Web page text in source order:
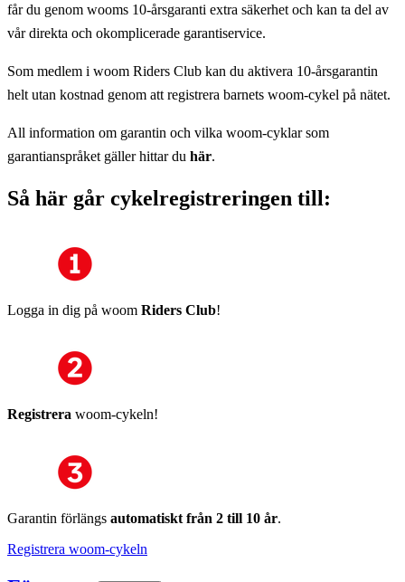
får du genom wooms 10-årsgaranti extra säkerhet och kan ta del av
vår direkta och okomplicerade garantiservice.
Som medlem i woom Riders Club kan du aktivera 10-årsgarantin
helt utan kostnad genom att registrera barnets woom-cykel på nätet.
All information om garantin och vilka woom-cyklar som
garantianspråket gäller hittar du här.
Så här går cykelregistreringen till:
Logga in dig på woom Riders Club!
Registrera woom-cykeln!
Garantin förlängs automatiskt från 2 till 10 år.
Registrera woom-cykeln